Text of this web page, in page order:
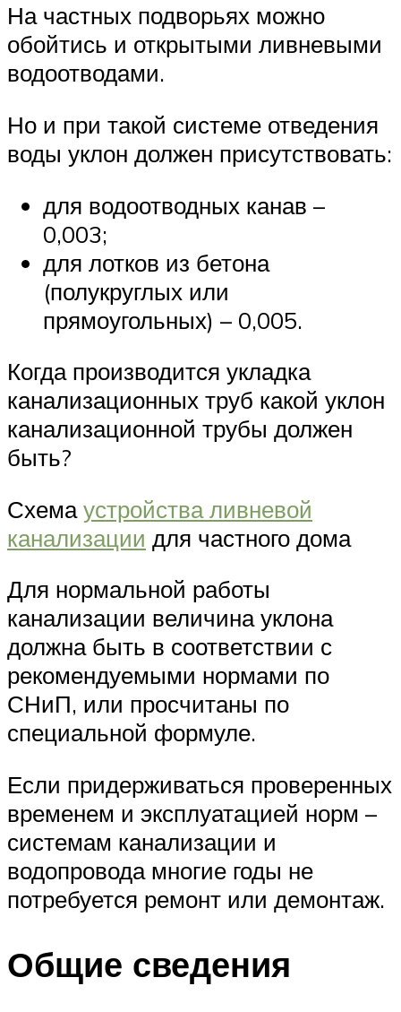
На частных подворьях можно
обойтись и открытыми ливневыми
водоотводами.
Но и при такой системе отведения
воды уклон должен присутствовать:
для водоотводных канав –
0,003;
для лотков из бетона
(полукруглых или
прямоугольных) – 0,005.
Когда производится укладка
канализационных труб какой уклон
канализационной трубы должен
быть?
Схемаустройства ливневой
канализации для частного дома
Для нормальной работы
канализации величина уклона
должна быть в соответствии с
рекомендуемыми нормами по
СНиП, или просчитаны по
специальной формуле.
Если придерживаться проверенных
временем и эксплуатацией норм –
системам канализации и
водопровода многие годы не
потребуется ремонт или демонтаж.
Общие сведения